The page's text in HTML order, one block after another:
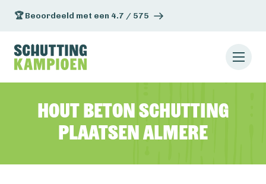
🏆 Beoordeeld met een 4.7 / 575
Hout beton schutting
plaatsen Almere